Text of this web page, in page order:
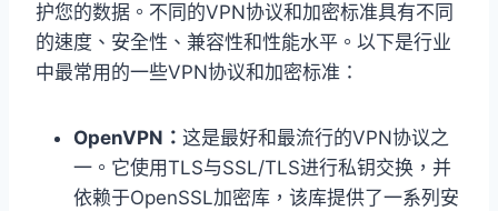
护您的数据。不同的VPN协议和加密标准具有不同
的速度、安全性、兼容性和性能水平。以下是行业
中最常用的一些VPN协议和加密标准：
OpenVPN： 这是最好和最流行的VPN协议之
一。它使用TLS与SSL/TLS进行私钥交换，并
依赖于OpenSSL加密库，该库提供了一系列安